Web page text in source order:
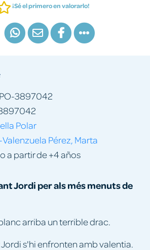
¡Sé el primero en valorarlo!
Jordi per als més menuts de
arriba un terrible drac.
Jordi s'hi enfronten amb valentia.
3897042
Polar
Pérez, Marta
a partir de +4 años